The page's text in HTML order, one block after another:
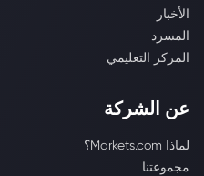
الأخبار
المسرد
المركز التعليمي
عن الشركة
لماذا Markets.com؟
مجموعتنا